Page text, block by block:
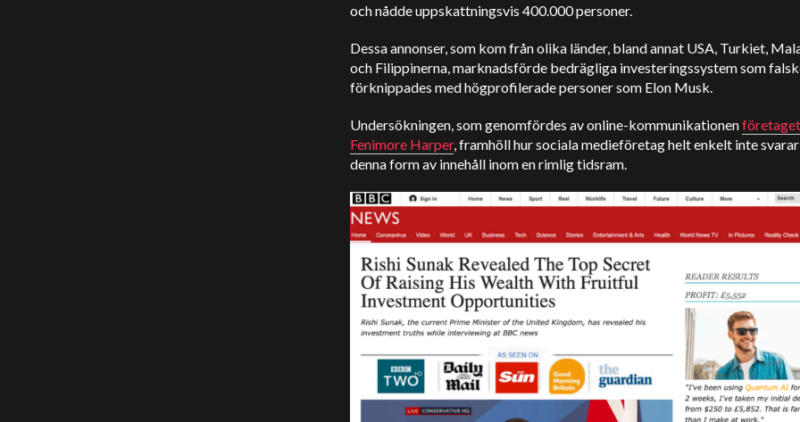
och nådde uppskattningsvis 400.000 personer.
Dessa annonser, som kom från olika länder, bland annat USA, Turkiet,
och Filippinerna, marknadsförde bedrägliga investeringssystem som
förknippades med högprofilerade personer som Elon Musk.
Undersökningen, som genomfördes av online-kommunikationenföretaget
Fenimore Harper, framhöll hur sociala medieföretag helt enkelt inte
denna form av innehåll inom en rimlig tidsram.